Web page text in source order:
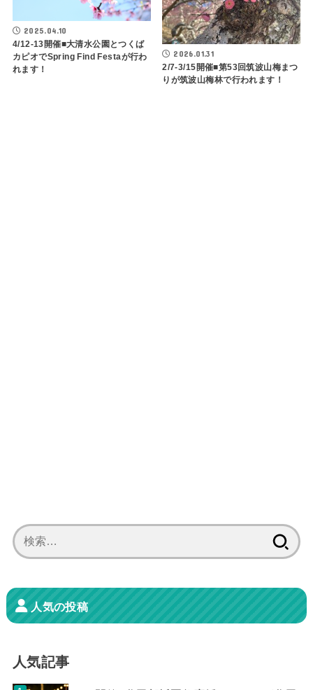
2025.04.10
4/12-13開催■大清水公園とつくば
カピオでSpring Find Festaが行わ
れます！
2026.01.31
2/7-3/15開催■第53回筑波山梅まつ
りが筑波山梅林で行われます！
索:
人気の投稿
人気記事